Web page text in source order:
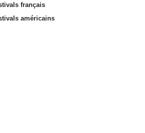
français
américains